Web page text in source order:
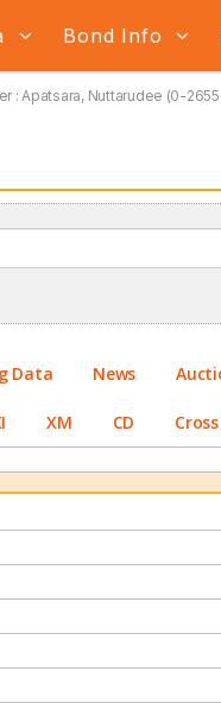
Bond Info
: Apatsara, Nuttarudee (0-
Data News
XM CD